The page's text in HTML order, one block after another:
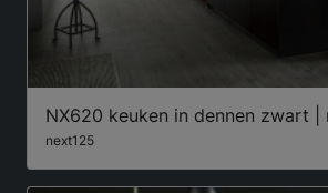
NX620 keuken in dennen zwart |
next125